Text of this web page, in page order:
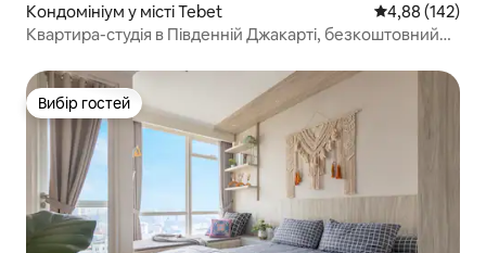
Кондомініум у місті Tebet Середня
4,88 (142)
Квартира-студія в Південній Джакарті, безкоштовний
Вибір гостей
Вибір гостей